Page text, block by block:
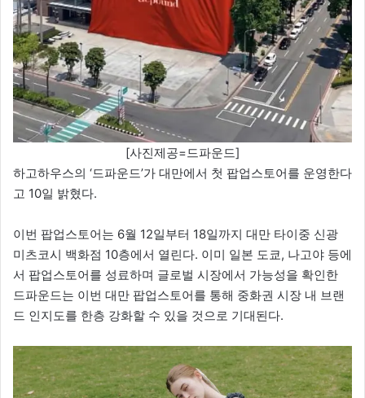
[사진제공=드파운드]
하고하우스의 ‘드파운드’가 대만에서 첫 팝업스토어를 운영한다
고 10일 밝혔다.
이번 팝업스토어는 6월 12일부터 18일까지 대만 타이중 신광
미츠코시 백화점 10층에서 열린다. 이미 일본 도쿄, 나고야 등에
서 팝업스토어를 성료하며 글로벌 시장에서 가능성을 확인한
드파운드는 이번 대만 팝업스토어를 통해 중화권 시장 내 브랜
드 인지도를 한층 강화할 수 있을 것으로 기대된다.